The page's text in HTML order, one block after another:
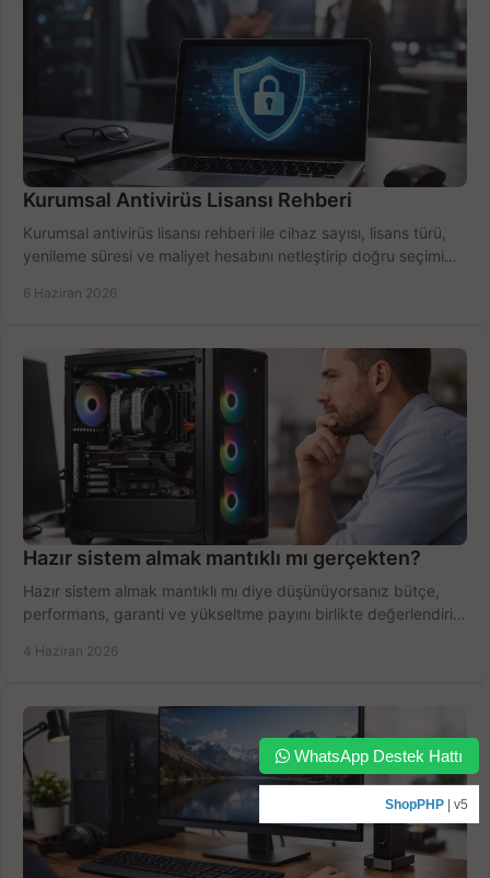
Kurumsal Antivirüs Lisansı Rehberi
Kurumsal antivirüs lisansı rehberi ile cihaz sayısı, lisans türü,
yenileme süresi ve maliyet hesabını netleştirip doğru seçimi
6 Haziran 2026
Hazır sistem almak mantıklı mı gerçekten?
Hazır sistem almak mantıklı mı diye düşünüyorsanız bütçe,
performans, garanti ve yükseltme payını birlikte değerlendirin,
4 Haziran 2026
WhatsApp Destek Hattı
ShopPHP | v5